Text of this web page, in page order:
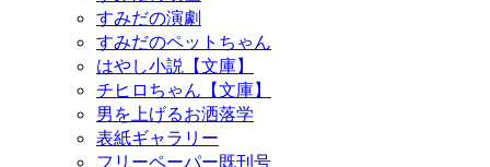
すみだの演劇
すみだのペットちゃん
はやし小説【文庫】
チヒロちゃん【文庫】
男を上げるお洒落学
表紙ギャラリー
フリーペーパー既刊号